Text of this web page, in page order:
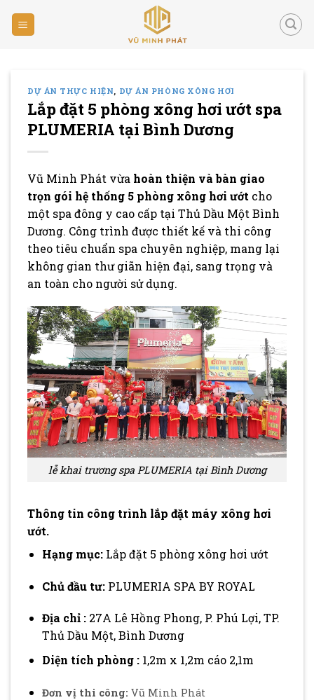
DỰ ÁN THỰC HIỆN, DỰ ÁN PHÒNG XÔNG HƠI
Lắp đặt 5 phòng xông hơi ướt spa
PLUMERIA tại Bình Dương
Vũ Minh Phát vừa hoàn thiện và bàn giao
trọn gói hệ thống 5 phòng xông hơi ướt cho
một spa đông y cao cấp tại Thủ Dầu Một Bình
Dương. Công trình được thiết kế và thi công
theo tiêu chuẩn spa chuyên nghiệp, mang lại
không gian thư giãn hiện đại, sang trọng và
an toàn cho người sử dụng.
lễ khai trương spa PLUMERIA tại Bình Dương
Thông tin công trình lắp đặt máy xông hơi
ướt.
Hạng mục:Lắp đặt 5 phòng xông hơi ướt
Chủ đầu tư:PLUMERIA SPA BY ROYAL
Địa chỉ :27A Lê Hồng Phong, P. Phú Lợi, TP.
Thủ Dầu Một, Bình Dương
Diện tích phòng :1,2m x 1,2m cáo 2,1m
Đơn vị thi công: Vũ Minh Phát